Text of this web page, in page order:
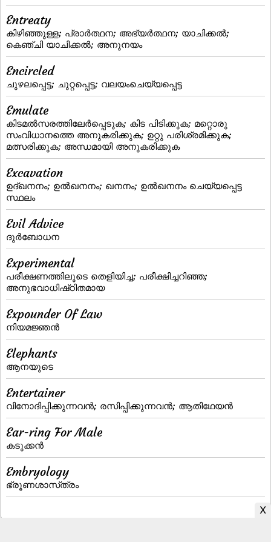
Entreaty
കിഴിഞ്ഞുള്ള; പ്രാര്‍ത്ഥന; അഭ്യര്‍ത്ഥന; യാചിക്കല്‍;
കെഞ്ചി യാചിക്കല്‍; അനുനയം
Encircled
ചുഴലപ്പെട്ട; ചുറ്റപ്പെട്ട; വലയംചെയ്യപ്പെട്ട
Emulate
കിടമല്‍സരത്തിലേര്‍പ്പെടുക; കിട പിടിക്കുക; മറ്റൊരു
സംവിധാനത്തെ അനുകരിക്കുക; ഉറ്റു പരിശ്രമിക്കുക;
മത്സരിക്കുക; അന്ധമായി അനുകരിക്കുക
Excavation
ഉദ്‌ഖനനം; ഉല്‍ഖനനം; ഖനനം; ഉല്‍ഖനനം ചെയ്യപ്പെട്ട
സ്ഥലം
Evil Advice
ദുര്‍ബോധന
Experimental
പരീക്ഷണത്തിലൂടെ തെളിയിച്ച; പരീക്ഷിച്ചറിഞ്ഞ;
അനുഭവാധിഷ്‌ഠിതമായ
Expounder Of Law
നിയമജ്ഞന്‍
Elephants
ആനയുടെ
Entertainer
വിനോദിപ്പിക്കുന്നവന്‍; രസിപ്പിക്കുന്നവന്‍; ആതിഥേയന്‍
Ear-ring For Male
കടുക്കന്‍
Embryology
ഭ്രൂണശാസ്‌ത്രം